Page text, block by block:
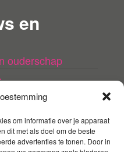
om informatie over je apparaat
dit met als doel om de beste
advertenties te tonen. Door in
en
ouderschap